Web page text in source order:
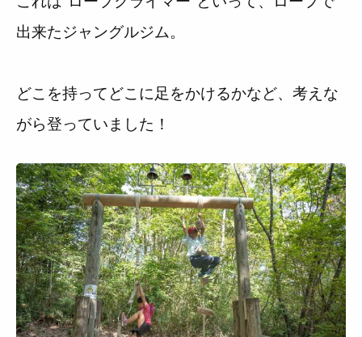
出来たジャングルジム。
どこを持ってどこに足をかけるかなど、考えな
がら登っていました！